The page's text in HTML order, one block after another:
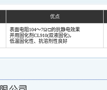
优点
表面电阻104～7Ω/□的抗静电效果
并用固化剂CL910(双液固化)，
低温固化性、抗溶剂性良好